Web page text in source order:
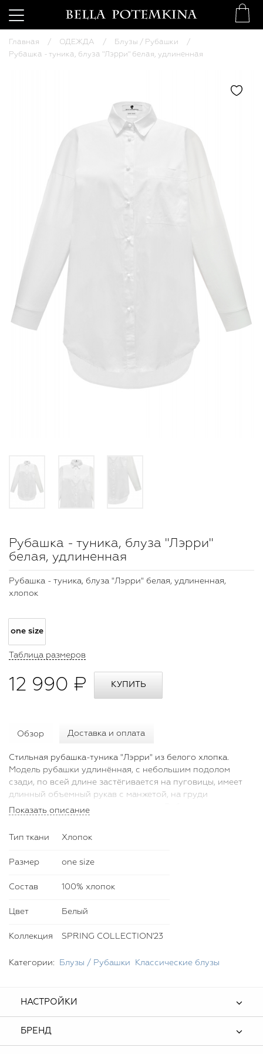
Главная ОДЕЖДА
Блузы / Рубашки
Рубашка - туника, блуза "Лэрри" белая, удлиненная
Рубашка - туника, блуза "Лэрри"
белая, удлиненная
Рубашка - туника, блуза "Лэрри" белая, удлиненная,
хлопок
one size
Таблица размеров
12 990 ₽
Обзор Доставка и оплата
Стильная рубашка-туника "Лэрри" из белого хлопка.
Модель рубашки удлинённая, с небольшим подолом
сзади, по всей длине застёгивается на пуговицы, имеет
длинный объемный рукав с манжетой, на груди
декорирована накладным карманом. Рубашка прекрасно
Показать описание
Тип ткани Хлопок
Размер one size
Состав 100% хлопок
Цвет Белый
Коллекция SPRING COLLECTION'23
Категории: Блузы / Рубашки Классические блузы
НАСТРОЙКИ
БРЕНД